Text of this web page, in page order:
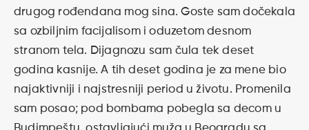
drugog rođendana mog sina. Goste sam dočekala
sa ozbiljnim facijalisom i oduzetom desnom
stranom tela. Dijagnozu sam čula tek deset
godina kasnije. A tih deset godina je za mene bio
najaktivniji i najstresniji period u životu. Promenila
sam posao; pod bombama pobegla sa decom u